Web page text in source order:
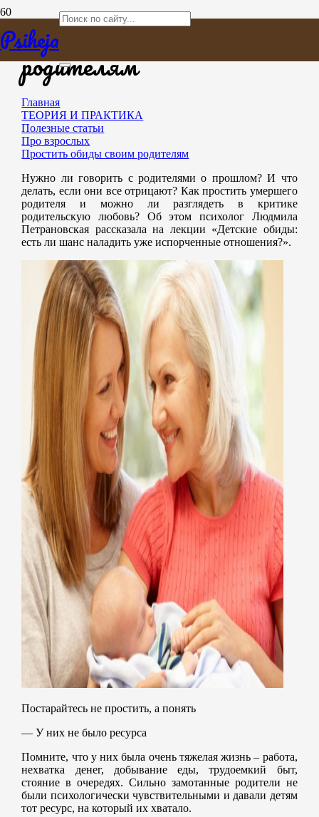
Psiheja
Простить обиды своим
родителям
Главная
ТЕОРИЯ И ПРАКТИКА
Полезные статьи
Про взрослых
Простить обиды своим родителям
Нужно ли говорить с родителями о прошлом? И что
делать, если они все отрицают? Как простить умершего
родителя и можноли разглядеть в критике
родительскую любовь? Об этом психолог Людмила
Петрановская рассказала на лекции «Детские обиды:
есть ли шанс наладить уже испорченные отношения?».
Постарайтесь не простить, а понять
— У них не было ресурса
Помните, что у них была очень тяжелая жизнь – работа,
нехватка денег, добывание еды, трудоемкий быт,
стояние в очередях. Сильно замотанные родители не
были психологически чувствительными и давали детям
тот ресурс, на который их хватало.